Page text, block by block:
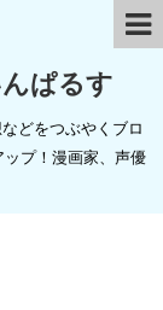
ぱるす
どをつぶやくブロ
プ！漫画家、声優